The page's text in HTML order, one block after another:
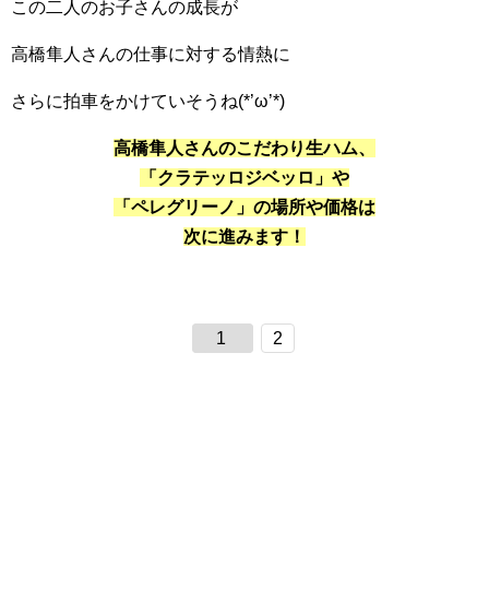
この二人のお子さんの成長が
高橋隼人さんの仕事に対する情熱に
さらに拍車をかけていそうね(*’ω’*)
高橋隼人さんのこだわり生ハム、
「クラテッロジベッロ」や
「ペレグリーノ」の場所や価格は
次に進みます！
1 2